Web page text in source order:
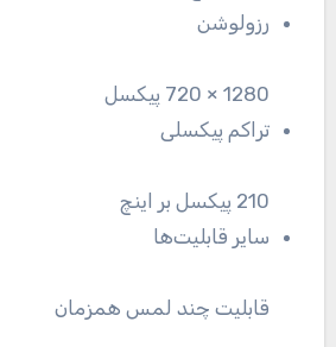
رزولوشن
1280 × 720 پیکسل
تراکم پیکسلی
210 پیکسل بر اینچ
سایر قابلیت‌ها
قابلیت چند لمس همزمان